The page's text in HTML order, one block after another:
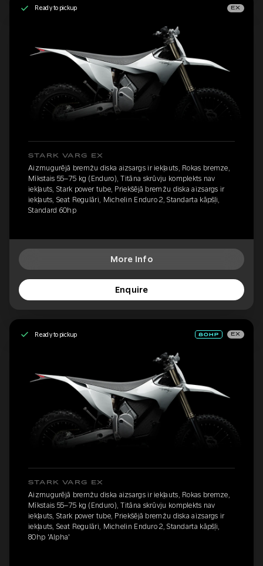
Ready to pickup EX
STARK VARG EX
Aizmugurējā bremžu diska aizsargs ir iekļauts, Rokas bremze,
Mīkstais 55–75 kg (Enduro), Titāna skrūvju komplekts nav
iekļauts, Stark power tube, Priekšējā bremžu diska aizsargs ir
iekļauts, Seat Regulāri, Michelin Enduro 2, Standarta kāpšļi,
Standard 60hp
More Info
Enquire
Ready to pickup EX
STARK VARG EX
Aizmugurējā bremžu diska aizsargs ir iekļauts, Rokas bremze,
Mīkstais 55–75 kg (Enduro), Titāna skrūvju komplekts nav
iekļauts, Stark power tube, Priekšējā bremžu diska aizsargs ir
iekļauts, Seat Regulāri, Michelin Enduro 2, Standarta kāpšļi,
80hp 'Alpha'